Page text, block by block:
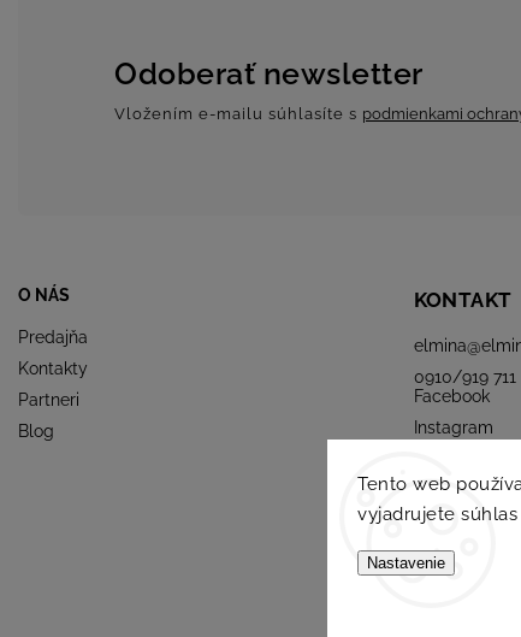
Tento web
vyjadrujete
Nastavenie
O NÁS
Predajňa
Kontakty
Partneri
Blog
KONTAKT
elmina@
0910/919 711
Facebook
Instagram
Odoberať newsletter
Vložením e-mailu súhlasíte s podmienkami